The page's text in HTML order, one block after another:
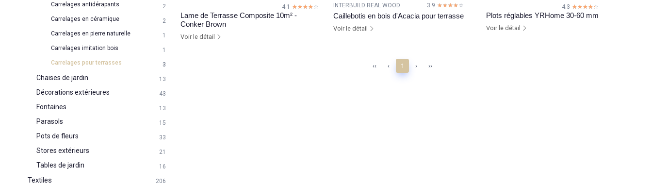
Carrelages antidérapants
2
Carrelages en céramique
2
Carrelages en pierre naturelle
1
Carrelages imitation bois
1
Carrelages pour terrasses
3
Chaises de jardin 13
Décorations extérieures 43
Fontaines 13
Parasols 15
Pots de fleurs 33
Stores extérieurs 21
Tables de jardin 16
Textiles 206
4.1 ☆☆☆☆☆
★★★★★
Lame de Terrasse Composite 10m² -
Conker Brown
Voir le détail
INTERBUILD REAL WOOD 3.9 ☆☆☆☆☆
★★★★★
Caillebotis en bois d'Acacia pour terrasse
Voir le détail
4.3 ☆☆☆☆☆
★★★★★
Plots réglables YRHome 30-60 mm
Voir le détail
‹‹ ‹ 1 › ››